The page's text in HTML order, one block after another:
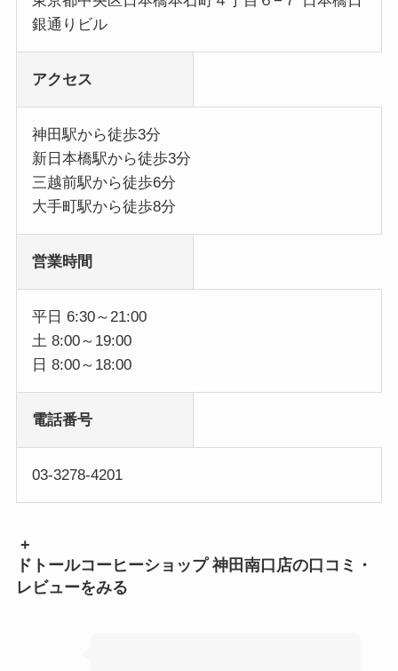
銀通りビル
アクセス
神田駅から徒歩3分
新日本橋駅から徒歩3分
三越前駅から徒歩6分
大手町駅から徒歩8分
営業時間
平日 6:30～21:00
土 8:00～19:00
日 8:00～18:00
電話番号
03-3278-4201
+
ドトールコーヒーショップ 神田南口店の口コミ・
レビューをみる